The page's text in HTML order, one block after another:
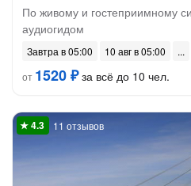
По живому и гостеприимному
аудиогидом
Завтра в 05:00
10 авг в 05:00
от 1520 ₽за всё до 10 чел.
11 отзывов